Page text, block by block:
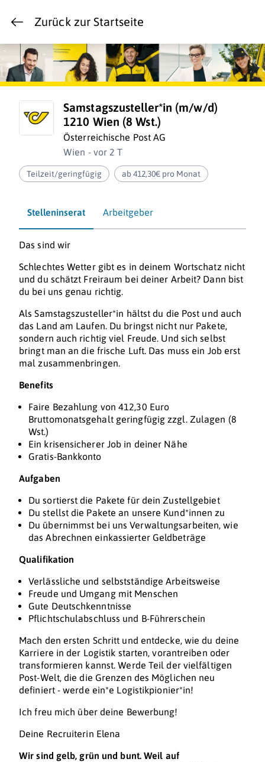
Zurück zur Startseite
Samstagszusteller*in (m/w/d)
1210 Wien (8 Wst.)
Österreichische Post AG
Wien - vor 2 T
Teilzeit/geringfügig ab 412,30€ pro Monat
Stelleninserat Arbeitgeber
Das sind wir
Schlechtes Wetter gibt es in deinem Wortschatz nicht
und du schätzt Freiraum bei deiner Arbeit? Dann bist
du bei uns genau richtig.
Als Samstagszusteller*in hältst du die Post und auch
das Land am Laufen. Du bringst nicht nur Pakete,
sondern auch richtig viel Freude. Und sich selbst
bringt man an die frische Luft. Das muss ein Job erst
mal zusammenbringen.
Benefits
Faire Bezahlung von 412,30 Euro
Bruttomonatsgehalt geringfügig zzgl. Zulagen (8
Wst.)
Ein krisensicherer Job in deiner Nähe
Gratis-Bankkonto
Aufgaben
Du sortierst die Pakete für dein Zustellgebiet
Du stellst die Pakete an unsere Kund*innen zu
Du übernimmst bei uns Verwaltungsarbeiten, wie
das Abrechnen einkassierter Geldbeträge
Qualifikation
Verlässliche und selbstständige Arbeitsweise
Freude und Umgang mit Menschen
Gute Deutschkenntnisse
Pflichtschulabschluss und B-Führerschein
Mach den ersten Schritt und entdecke, wie du deine
Karriere in der Logistik starten, vorantreiben oder
transformieren kannst. Werde Teil der vielfältigen
Post-Welt, die die Grenzen des Möglichen neu
definiert - werde ein*e Logistikpionier*in!
Ich freu mich über deine Bewerbung!
Deine Recruiterin Elena
Wir sind gelb, grün und bunt. Weil auf